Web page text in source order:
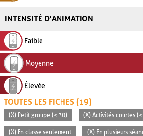
INTENSITÉ D'ANIMATION
Faible
Moyenne
Élevée
TOUTES LES FICHES (19)
(X) Petit groupe (< 30) (X) Activités courtes
(X) En classe seulement (X) En plusieurs